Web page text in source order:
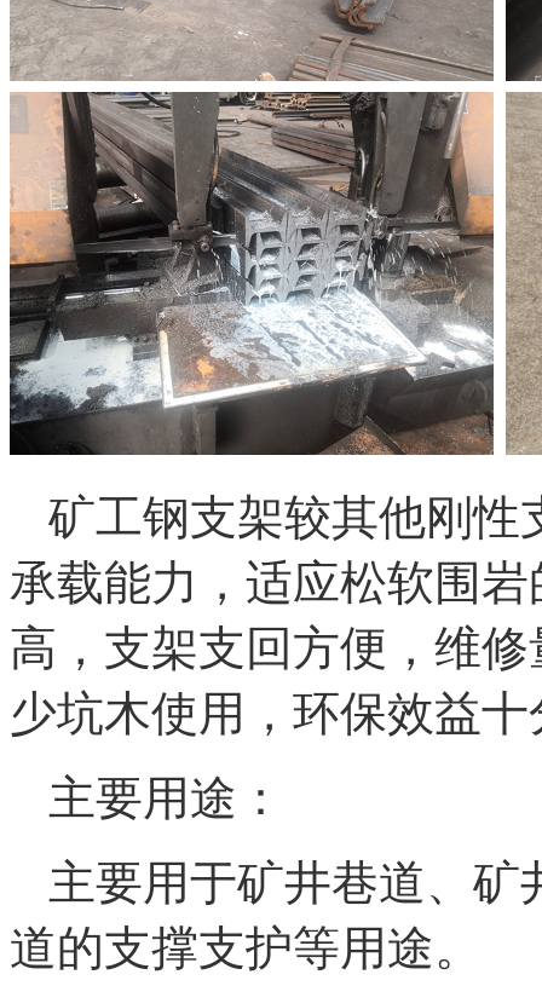
矿工钢支架较其他刚性
承载能力，适应松软围
高，支架支回方便，维
少坑木使用，环保效益
主要用途：
主要用于矿井巷道、
道的支撑支护等用途。